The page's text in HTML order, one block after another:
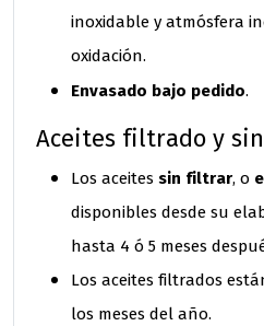
inoxidable y atmósfera
oxidación.
Envasado bajo pedido.
Aceites filtrado y
Los aceites sin filtrar, o
disponibles desde su
hasta 4 ó 5 meses
Los aceites filtrados
los meses del año.